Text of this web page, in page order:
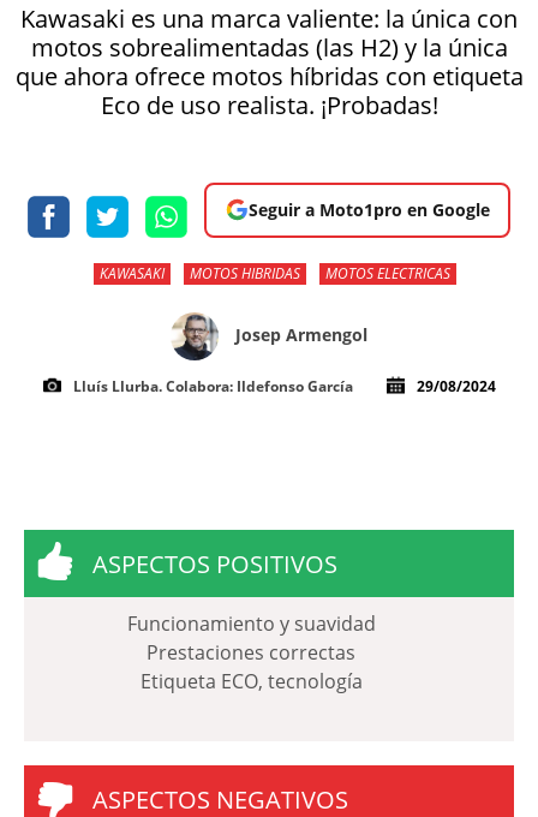
Kawasaki es una marca valiente: la única con
motos sobrealimentadas (las H2) y la única
que ahora ofrece motos híbridas con etiqueta
Eco de uso realista. ¡Probadas!
Seguir a Moto1pro en Google
KAWASAKI MOTOS HIBRIDAS MOTOS ELECTRICAS
Josep Armengol
Lluís Llurba. Colabora: Ildefonso García 29/08/2024
ASPECTOS POSITIVOS
Funcionamiento y suavidad
Prestaciones correctas
Etiqueta ECO, tecnología
ASPECTOS NEGATIVOS